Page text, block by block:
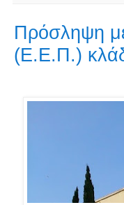
Πρόσληψη
(Ε.Ε.Π.)